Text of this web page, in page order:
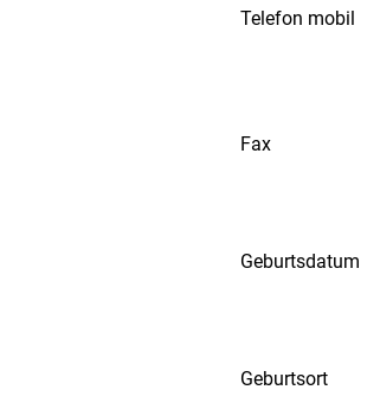
Telefon mobil
Fax
Geburtsdatum
Geburtsort